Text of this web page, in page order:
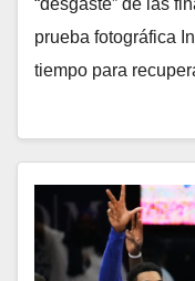
“desgaste” de las
prueba fotográfica
tiempo para